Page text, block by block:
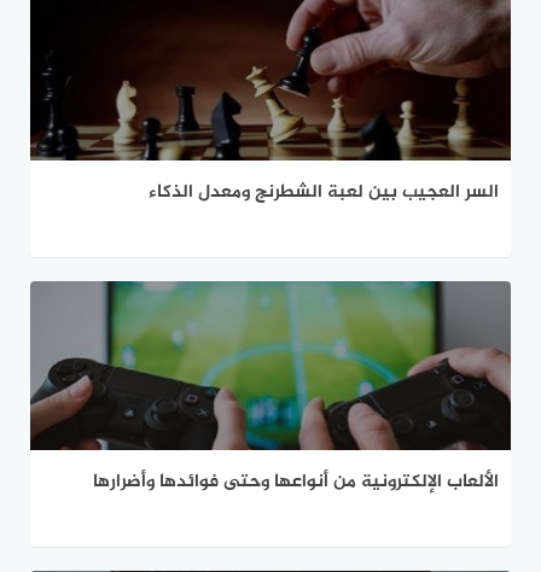
السر العجيب بين لعبة الشطرنج ومعدل الذكاء
الألعاب الإلكترونية من أنواعها وحتى فوائدها وأضرارها